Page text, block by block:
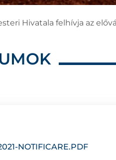
Hivatala felhívja az
NOTIFICARE.PDF